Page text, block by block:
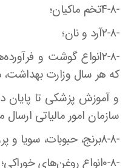
-۴-۸تخم ماکیان؛
-۲-۸آرد و نان؛
-۲-۸انواع گوشت و
که هر سال وزارت بهداشت،
و آموزش پزشکی تا پایان
سازمان امور مالیاتی ارسال
-۸-۸برنج، حبوبات، سویا و پروتئین سویا؛
-۰-۸انواع روغن‌های خوراکی؛ اعم از گیاهی و حیوانی